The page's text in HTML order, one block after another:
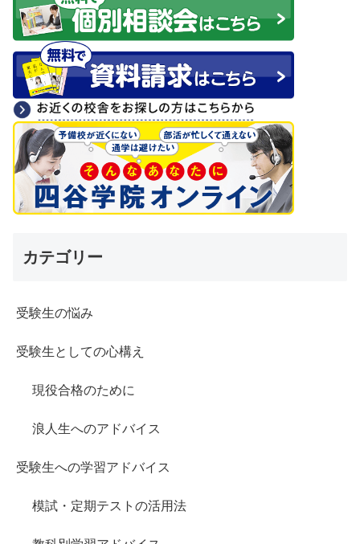
カテゴリー
受験生の悩み
受験生としての心構え
現役合格のために
浪人生へのアドバイス
受験生への学習アドバイス
模試・定期テストの活用法